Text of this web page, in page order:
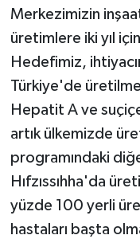
Merkezimizin
üretimlere iki yıl
Hedefimiz,
Türkiye'de
Hepatit A ve
artık ülkemizde
programındaki
Hıfzıssıhha'da
yüzde 100 yerli
hastaları başta